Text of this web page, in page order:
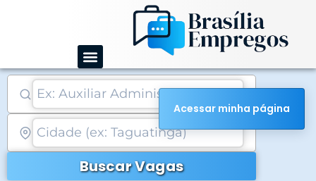
conteúdo
Buscar Vagas
Acessar minha página